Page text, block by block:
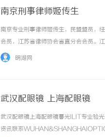
南京刑事律师姬传生
南京专业刑事律师姬传生，民盟盟员，
会员，江苏省律师协会省直分会会员。
业刑事案件律师辩护经验，三所大学及
明湖网
武汉配眼镜 上海配眼镜
武汉配眼镜上海配眼镜暮光ILIT专业验
资讯联系